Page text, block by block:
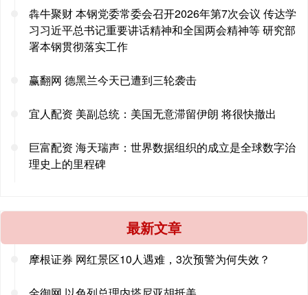
犇牛聚财 本钢党委常委会召开2026年第7次会议 传达学
习习近平总书记重要讲话精神和全国两会精神等 研究部
署本钢贯彻落实工作
赢翻网 德黑兰今天已遭到三轮袭击
宜人配资 美副总统：美国无意滞留伊朗 将很快撤出
巨富配资 海天瑞声：世界数据组织的成立是全球数字治
理史上的里程碑
最新文章
摩根证券 网红景区10人遇难，3次预警为何失效？